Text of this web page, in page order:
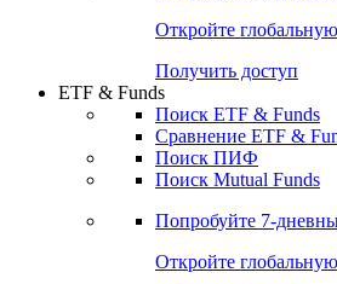
Откройте
Получить доступ
ETF & Funds
Поиск ETF & Funds
Сравнение ETF &
Поиск ПИФ
Поиск Mutual Funds
Попробуйте 7-
Откройте